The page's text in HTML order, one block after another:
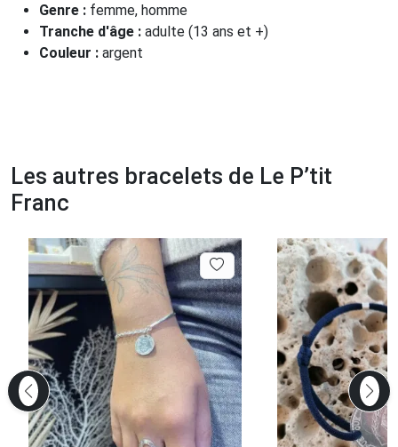
Genre : femme, homme
Tranche d'âge : adulte (13 ans et +)
Couleur : argent
Les autres bracelets de Le P’tit
Franc